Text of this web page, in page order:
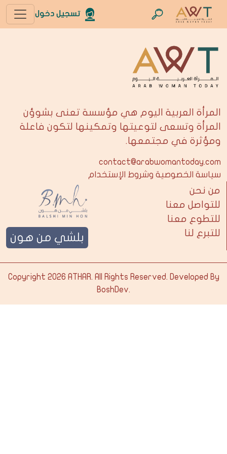
تسجيل دخول
المرأة العربية اليوم هي مؤسسة تعنى بشوؤن
المرأة وتسعى لتوعيتها وتمكينها لتكون فاعلة
ومؤثرة في مجتمعها.
contact@arabwomantoday.com
سياسة الخصوصية وشروط الإستخدام
من نحن
للتواصل معنا
للتطوع معنا
للتبرع لنا
بلشي من هون
Copyright 2026 ATHAR. All Rights Reserved. Developed By
BoshDev.